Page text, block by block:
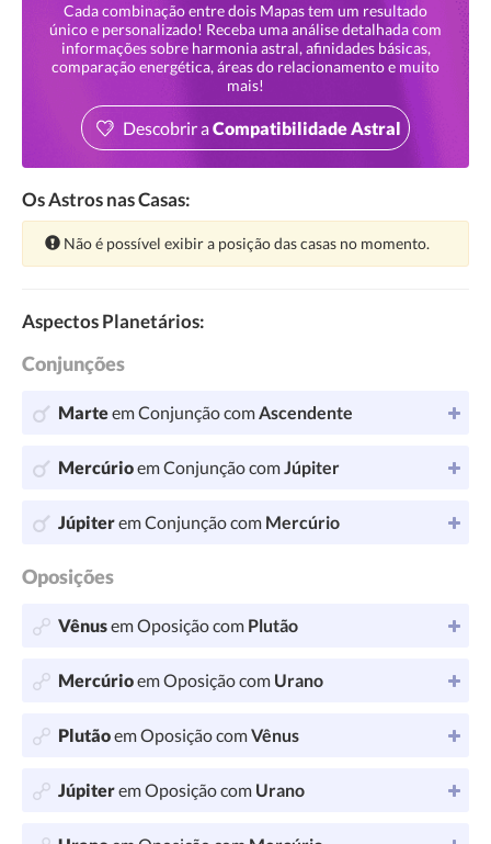
Cada combinação entre dois Mapas tem um resultado
único e personalizado! Receba uma análise detalhada com
informações sobre harmonia astral, afinidades básicas,
comparação energética, áreas do relacionamento e muito
mais!
Descobrir aCompatibilidade Astral
Os Astros nas Casas:
Atenção:
Não é possível exibir a posição das casas no momento.
Aspectos Planetários:
Conjunções
Marteem Conjunção comAscendente
Mercúrioem Conjunção comJúpiter
Júpiterem Conjunção com Mercúrio
Oposições
Vênusem Oposição com Plutão
Mercúrioem Oposição com Urano
Plutãoem Oposição comVênus
Júpiterem Oposição com Urano